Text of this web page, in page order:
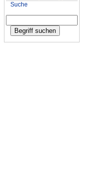
Suche